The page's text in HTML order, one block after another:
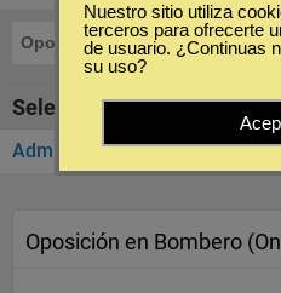
Oposiciones Ilectio
Seleccione la categoría
Administración Pública(12)
Oposición en Bombero
Nuestro sitio utiliza
terceros para ofrecerte
de usuario. ¿Continuas
su uso?